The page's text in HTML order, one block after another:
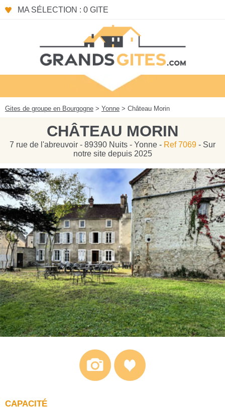
MA SÉLECTION : 0 GITE
Gites de groupe en Bourgogne > Yonne > Château Morin
CHÂTEAU MORIN
7 rue de l'abreuvoir - 89390 Nuits - Yonne - Ref 7069 - Sur
notre site depuis 2025
CAPACITÉ
Panneau de gestion des cookies